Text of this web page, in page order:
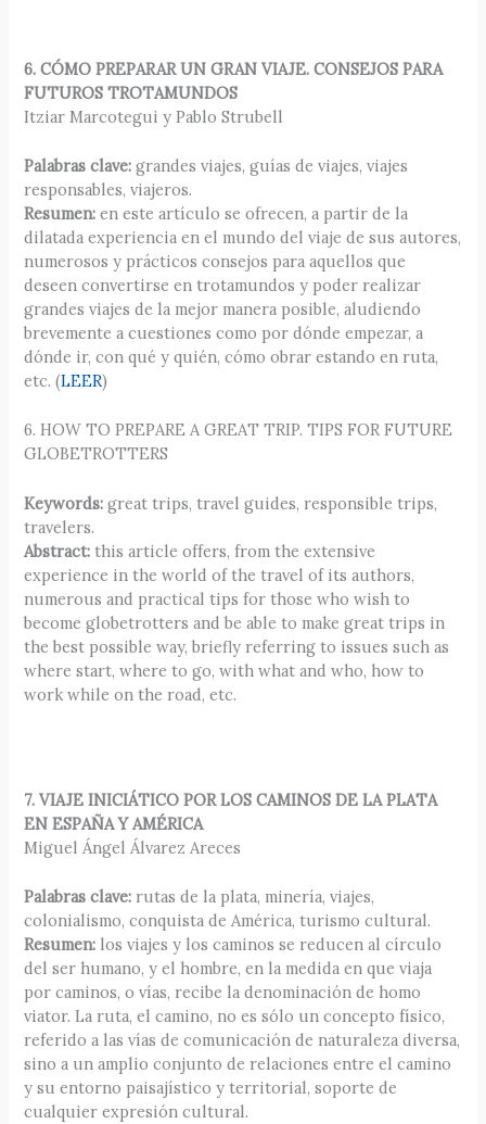
6. CÓMO PREPARAR UN GRAN VIAJE. CONSEJOS PARA
FUTUROS TROTAMUNDOS
Itziar Marcotegui y Pablo Strubell
Palabras clave: grandes viajes, guías de viajes, viajes
responsables, viajeros.
Resumen: en este artículo se ofrecen, a partir de la
dilatada experiencia en el mundo del viaje de sus autores,
numerosos y prácticos consejos para aquellos que
deseen convertirse en trotamundos y poder realizar
grandes viajes de la mejor manera posible, aludiendo
brevemente a cuestiones como por dónde empezar, a
dónde ir, con qué y quién, cómo obrar estando en ruta,
etc. (LEER)
6. HOW TO PREPARE A GREAT TRIP. TIPS FOR FUTURE
GLOBETROTTERS
Keywords: great trips, travel guides, responsible trips,
travelers.
Abstract: this article offers, from the extensive
experience in the world of the travel of its authors,
numerous and practical tips for those who wish to
become globetrotters and be able to make great trips in
the best possible way, briefly referring to issues such as
where start, where to go, with what and who, how to
work while on the road, etc.
7. VIAJE INICIÁTICO POR LOS CAMINOS DE LA PLATA
EN ESPAÑA Y AMÉRICA
Miguel Ángel Álvarez Areces
Palabras clave: rutas de la plata, minería, viajes,
colonialismo, conquista de América, turismo cultural.
Resumen: los viajes y los caminos se reducen al círculo
del ser humano, y el hombre, en la medida en que viaja
por caminos, o vías, recibe la denominación de homo
viator. La ruta, el camino, no es sólo un concepto físico,
referido a las vías de comunicación de naturaleza diversa,
sino a un amplio conjunto de relaciones entre el camino
y su entorno paisajístico y territorial, soporte de
cualquier expresión cultural.